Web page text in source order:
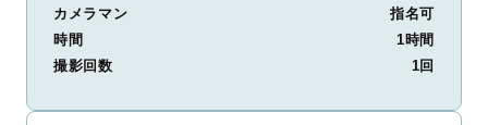
カメラマン
指名可
時間
1時間
撮影回数
1回